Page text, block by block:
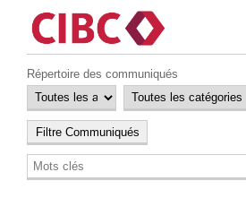
Répertoire des communiqués